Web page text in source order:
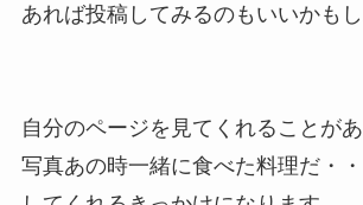
あれば投稿してみるのもいいかも
自分のページを見てくれることが
写真あの時一緒に食べた料理だ・